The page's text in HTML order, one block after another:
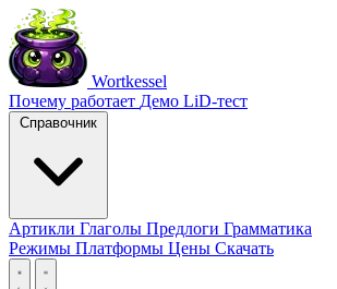
Wortkessel
Почему работает Демо LiD-тест
Справочник
Артикли Глаголы Предлоги Грамматика
Режимы Платформы Цены Скачать